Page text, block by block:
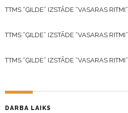
TTMS “ĢILDE” IZSTĀDE “VASARAS RITMI”
TTMS “ĢILDE” IZSTĀDE “VASARAS RITMI”
TTMS “ĢILDE” IZSTĀDE “VASARAS RITMI”
DARBA LAIKS